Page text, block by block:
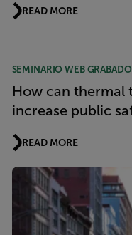
READ MORE
SEMINARIO WEB GRABADO
How can thermal
increase public
READ MORE